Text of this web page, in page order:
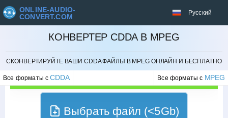
ONLINE-AUDIO-
CONVERT.COM
Русский
КОНВЕРТЕР CDDA В MPEG
СКОНВЕРТИРУЙТЕ ВАШИ CDDA ФАЙЛЫ В MPEG ОНЛАЙН И БЕСПЛАТНО
Все форматы сCDDA Все форматы с MPEG
ОТМЕНИТЬ
Выбрать файл (<5Gb)